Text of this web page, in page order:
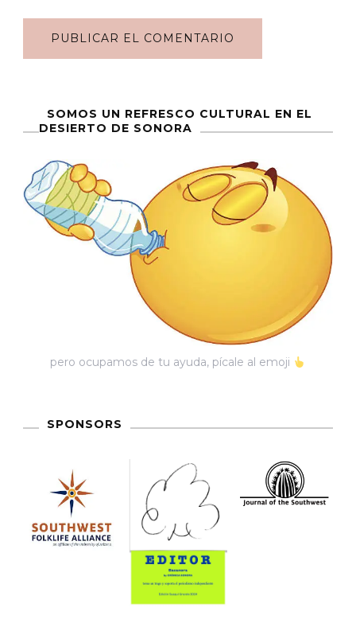
SOMOS UN REFRESCO CULTURAL EN EL
DESIERTO DE SONORA
pero ocupamos de tu ayuda, pícale al emoji
SPONSORS